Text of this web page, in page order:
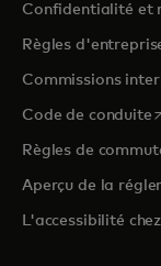
Confidentialité et
Règles
Commissions
Code de conduite
Règles de
Aperçu de la
L'accessibilité